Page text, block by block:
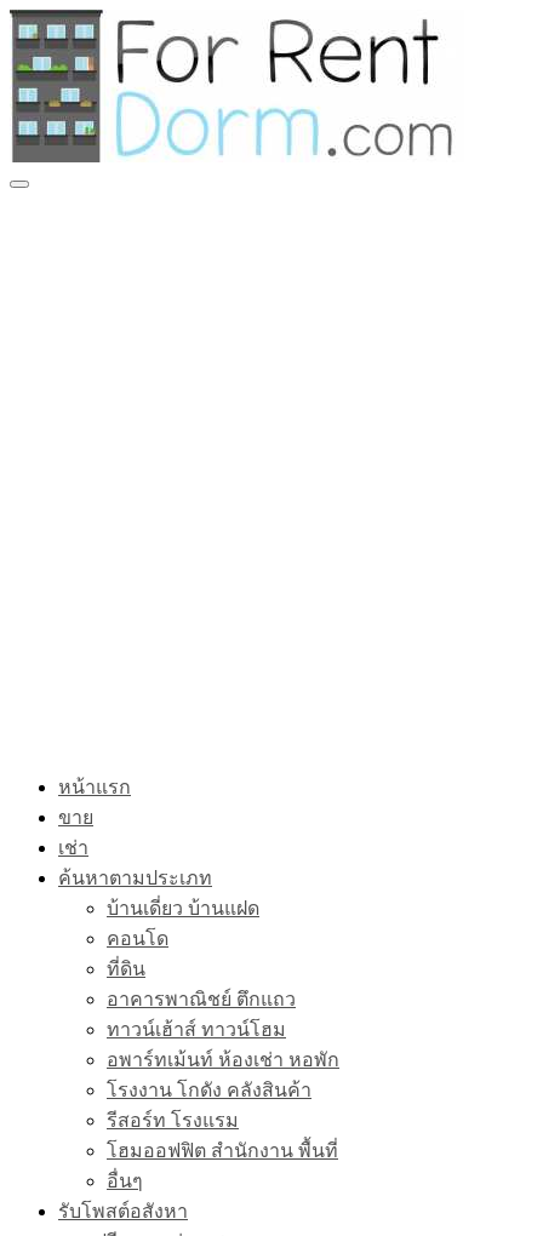
หน้าแรก
ขาย
เช่า
ค้นหาตามประเภท
บ้านเดี่ยว บ้านแฝด
คอนโด
ที่ดิน
อาคารพาณิชย์ ตึกแถว
ทาวน์เฮ้าส์ ทาวน์โฮม
อพาร์ทเม้นท์ ห้องเช่า หอพัก
โรงงาน โกดัง คลังสินค้า
รีสอร์ท โรงแรม
โฮมออฟฟิต สำนักงาน พื้นที่
อื่นๆ
รับโพสต์อสังหา